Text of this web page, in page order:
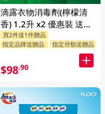
滴露衣物消毒劑(檸檬清
香) 1.2升 x2 優惠裝 送贈
品 (贈品隨機發送)
買2件送1件贈品
指定品牌送贈品
指定分類送贈品
$98.90